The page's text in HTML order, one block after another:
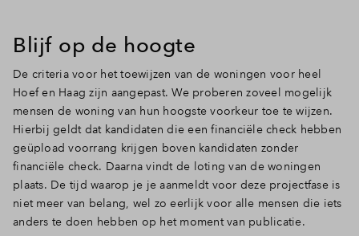
Blijf op de hoogte
De criteria voor het toewijzen van de woningen voor heel
Hoef en Haag zijn aangepast. We proberen zoveel mogelijk
mensen de woning van hun hoogste voorkeur toe te wijzen.
Hierbij geldt dat kandidaten die een financiële check hebben
geüpload voorrang krijgen boven kandidaten zonder
financiële check. Daarna vindt de loting van de woningen
plaats. De tijd waarop je je aanmeldt voor deze projectfase is
niet meer van belang, wel zo eerlijk voor alle mensen die iets
anders te doen hebben op het moment van publicatie.